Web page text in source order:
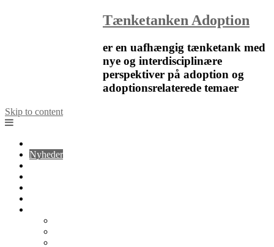
Tænketanken Adoption
er en uafhængig tænketank med
nye og interdisciplinære
perspektiver på adoption og
adoptionsrelaterede temaer
Skip to content
Nyheder